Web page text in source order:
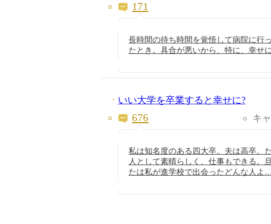
171
長時間の待ち時間を覚悟して病院に行
たとき。具合が悪いから、特に、幸せ
いい大学を卒業すると幸せに?
キ
676
私は知名度のある四大卒。夫は高卒。
人として素晴らしく、仕事もできる。
たは私が進学校で出会ったどんな人よ